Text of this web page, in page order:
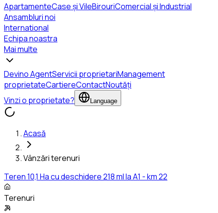
ApartamenteCase și VileBirouriComercial și Industrial
Ansambluri noi
International
Echipa noastra
Mai multe
Devino AgentServicii proprietariManagement
proprietateCartiereContactNoutăți
Vinzi o proprietate?
Language
Acasă
Vânzări terenuri
Teren 10,1 Ha cu deschidere 218 ml la A1 - km 22
Terenuri